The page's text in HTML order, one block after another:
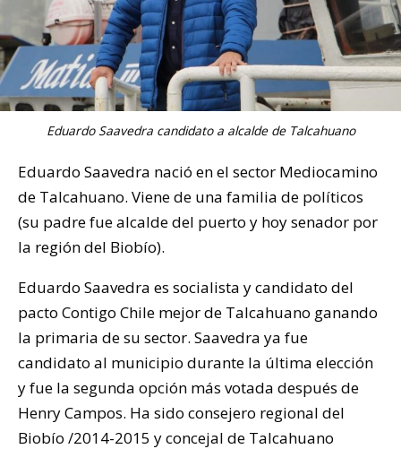
Eduardo Saavedra candidato a alcalde de Talcahuano
Eduardo Saavedra nació en el sector Mediocamino
de Talcahuano. Viene de una familia de políticos
(su padre fue alcalde del puerto y hoy senador por
la región del Biobío).
Eduardo Saavedra es socialista y candidato del
pacto Contigo Chile mejor de Talcahuano ganando
la primaria de su sector. Saavedra ya fue
candidato al municipio durante la última elección
y fue la segunda opción más votada después de
Henry Campos. Ha sido consejero regional del
Biobío /2014-2015 y concejal de Talcahuano